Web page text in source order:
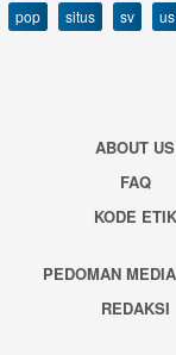
pop
situs sv us
ABOUT US
FAQ
KODE ETIK
PEDOMAN
REDAKSI